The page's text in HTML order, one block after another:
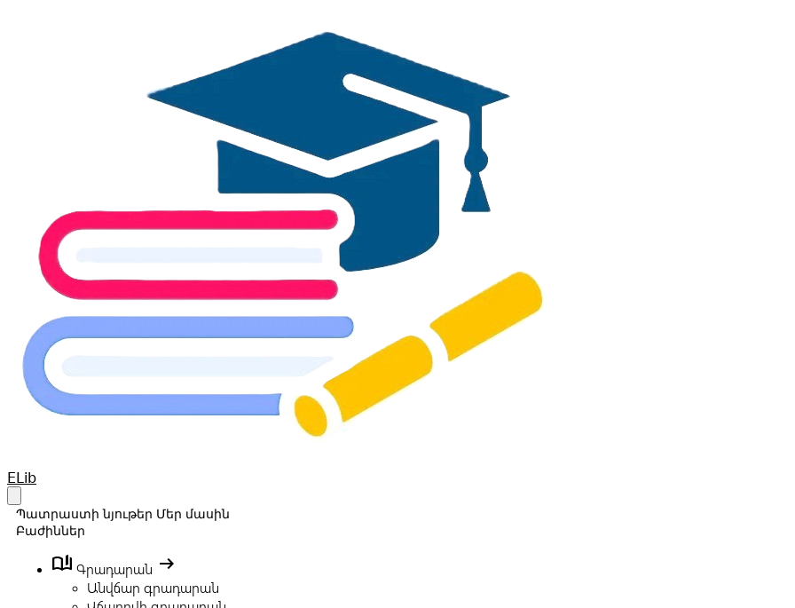
Your Company
ELib
Պատրաստի նյութեր Մեր մասին
Բաժիններ
book_ribbon Գրադարան arrow_right_alt
Անվճար գրադարան